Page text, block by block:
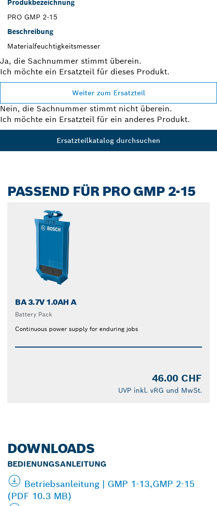
Produkbezeichnung
PRO GMP 2-15
Beschreibung
Materialfeuchtigkeitsmesser
Ja, die Sachnummer stimmt überein.
Ich möchte ein Ersatzteil für dieses Produkt.
Weiter zum Ersatzteil
Nein, die Sachnummer stimmt nicht überein.
Ich möchte ein Ersatzteil für ein anderes Produkt.
Ersatzteilkatalog durchsuchen
PASSEND FÜR PRO GMP 2-15
BA 3.7V 1.0AH A
Battery Pack
Continuous power supply for enduring jobs
46.00 CHF
UVP inkl. vRG und MwSt.
DOWNLOADS
BEDIENUNGSANLEITUNG
Betriebsanleitung | GMP 1-13,GMP 2-15
(PDF 10.3 MB)